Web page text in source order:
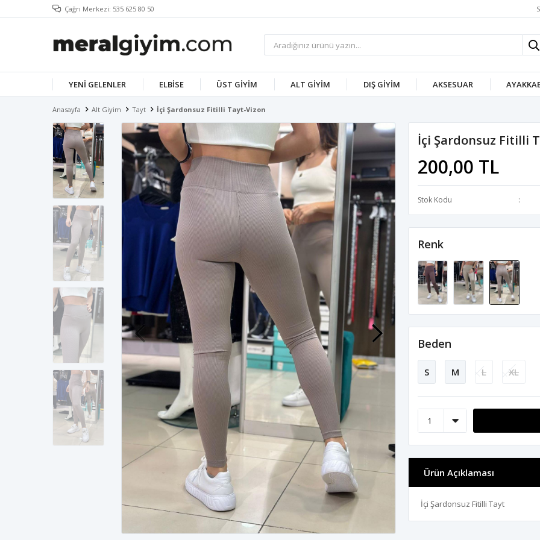
Çağrı Merkezi: 535 625 80 50
YENI GELENLER ELBISE ÜST GIYIM ALT GIYIM DIŞ GIYIM AKSESUAR
Anasayfa Alt Giyim Tayt İçi Şardonsuz Fitilli Tayt-Vizon
İçi Şardonsuz Fitilli
200,00 TL
Stok Kodu
Renk
Beden
S M L XL
Ürün Açıklaması
İçi Şardonsuz Fitilli Tayt